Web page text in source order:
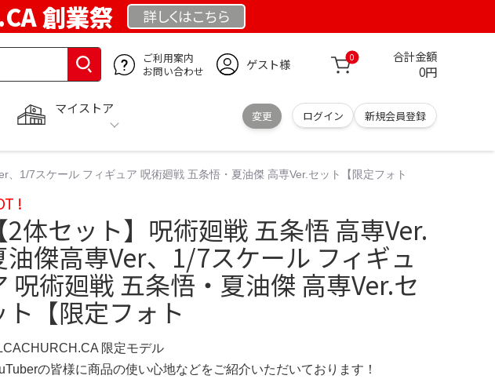
創業祭 詳しくはこちら
ご利用案内
お問い合わせ
ゲスト様 0 合計金額
0円
マイストア
変更 ログイン 新規会員登録
、1/7スケール フィギュア 呪術廻戦 五条悟・夏油傑 高専Ver.セット【限定フォト
!
【2体セット】呪術廻戦 五条悟 高専Ver.
油傑高専Ver、1/7スケール フィギュ
呪術廻戦 五条悟・夏油傑 高専Ver.セ
ト【限定フォト
限定モデル
の皆様に商品の使い心地などをご紹介いただいております！